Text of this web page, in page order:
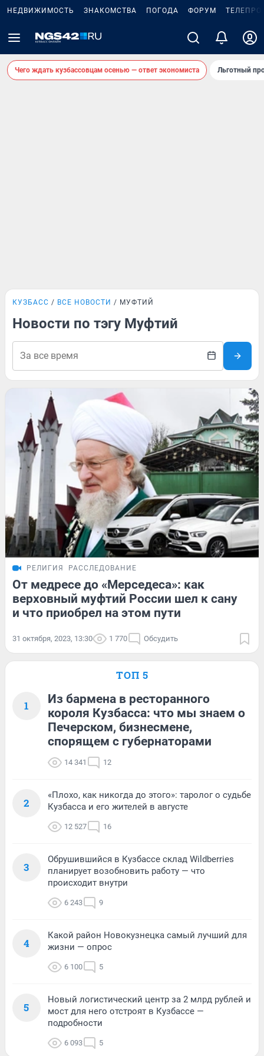
НЕДВИЖИМОСТЬ ЗНАКОМСТВА ПОГОДА ФОРУМ
Чего ждать кузбассовцам осенью — ответ экономиста Льготный
КУЗБАСС ВСЕ НОВОСТИ МУФТИЙ
Новости по тэгу Муфтий
РЕЛИГИЯ РАССЛЕДОВАНИЕ
От медресе до «Мерседеса»: как
верховный муфтий России шел к сану
и что приобрел на этом пути
31 октября, 2023, 13:30 1 770 Обсудить
ТОП 5
1
Из бармена в ресторанного
короля Кузбасса: что мы знаем о
Печерском, бизнесмене,
спорящем с губернаторами
14 341 12
2
«Плохо, как никогда до этого»: таролог о судьбе
Кузбасса и его жителей в августе
12 527 16
3
Обрушившийся в Кузбассе склад Wildberries
планирует возобновить работу — что
происходит внутри
6 243 9
4
Какой район Новокузнецка самый лучший для
жизни — опрос
6 100 5
5
Новый логистический центр за 2 млрд рублей и
мост для него отстроят в Кузбассе —
подробности
6 093 5